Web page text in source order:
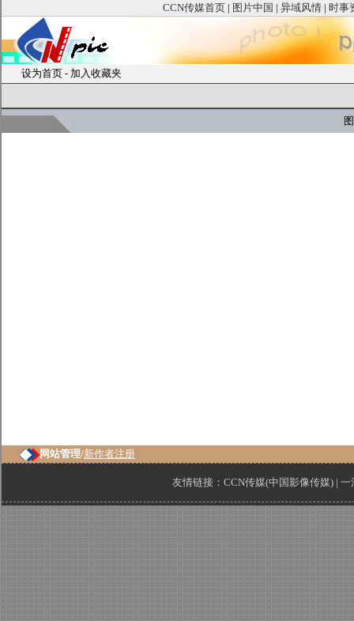
CCN传媒首页 | 图片中国 | 异域风情 | 时事
设为首页 - 加入收藏夹
图
网站管理/新作者注册
友情链接： CCN传媒(中国影像传媒) | 一